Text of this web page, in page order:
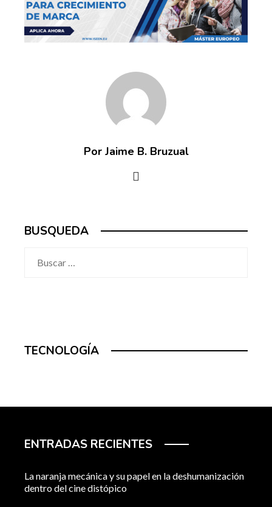
Por Jaime B. Bruzual
BUSQUEDA
TECNOLOGÍA
ENTRADAS RECIENTES
La naranja mecánica y su papel en la deshumanización
dentro del cine distópico